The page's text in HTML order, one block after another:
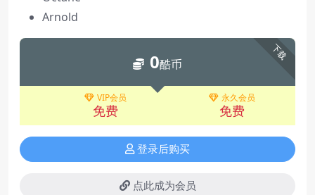
Arnold
下载
0酷币
VIP会员
免费
永久会员
免费
登录后购买
点此成为会员